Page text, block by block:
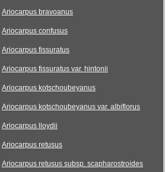
Ariocarpus bravoanus
Ariocarpus confusus
Ariocarpus fissuratus
Ariocarpus fissuratus var. hintonii
Ariocarpus kotschoubeyanus
Ariocarpus kotschoubeyanus var. albiflorus
Ariocarpus lloydii
Ariocarpus retusus
Ariocarpus retusus subsp. scapharostroides